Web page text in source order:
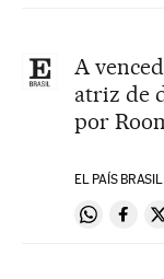
A
atriz de
por
EL PAÍS BRASIL